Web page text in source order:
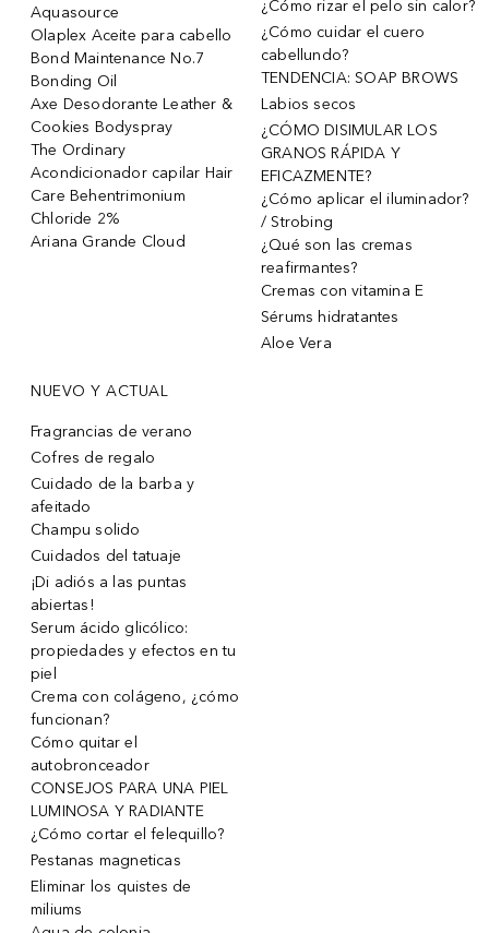
Aquasource
Olaplex Aceite para cabello
Bond Maintenance No.7
Bonding Oil
Axe Desodorante Leather &
Cookies Bodyspray
The Ordinary
Acondicionador capilar Hair
Care Behentrimonium
Chloride 2%
Ariana Grande Cloud
¿Cómo rizar el pelo sin calor?
¿Cómo cuidar el cuero
cabellundo?
TENDENCIA: SOAP BROWS
Labios secos
¿CÓMO DISIMULAR LOS
GRANOS RÁPIDA Y
EFICAZMENTE?
¿Cómo aplicar el iluminador?
/ Strobing
¿Qué son las cremas
reafirmantes?
Cremas con vitamina E
Sérums hidratantes
Aloe Vera
NUEVO Y ACTUAL
Fragrancias de verano
Cofres de regalo
Cuidado de la barba y
afeitado
Champu solido
Cuidados del tatuaje
¡Di adiós a las puntas
abiertas!
Serum ácido glicólico:
propiedades y efectos en tu
piel
Crema con colágeno, ¿cómo
funcionan?
Cómo quitar el
autobronceador
CONSEJOS PARA UNA PIEL
LUMINOSA Y RADIANTE
¿Cómo cortar el felequillo?
Pestanas magneticas
Eliminar los quistes de
miliums